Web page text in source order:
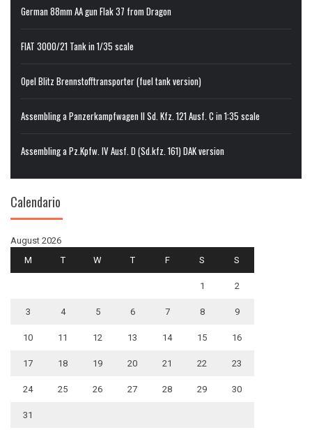
German 88mm AA gun Flak 37 from Dragon
FIAT 3000/21 Tank in 1/35 scale
Opel Blitz Brennstofftransporter (fuel tank version)
Assembling a Panzerkampfwagen II Sd. Kfz. 121 Ausf. C in 1:35 scale
Assembling a Pz.Kpfw. IV Ausf. D (Sd.kfz. 161) DAK version
Calendario
August 2026
M
T W T F S S
1 2
3 4 5 6 7 8 9
10 11 12 13 14 15 16
17 18 19 20 21 22 23
24 25 26 27 28 29 30
31